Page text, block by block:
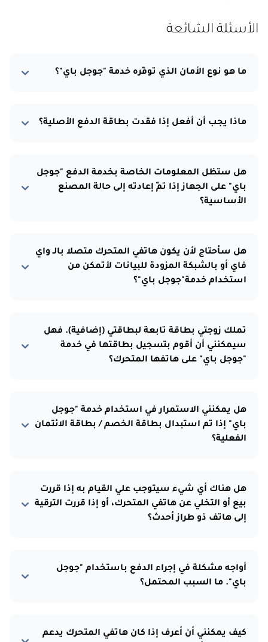
الأسئلة الشائعة
ما هو نوع الأمان الذي توفّره خدمة "جوجل باي"؟
ماذا يجب أن أفعل إذا فقدت بطاقة الدفع الأصلية؟
هل ستظل المعلومات الخاصة بخدمة الدفع "جوجل
باي" على الجهاز إذا تمّ إعادته إلى حالة المصنع
الأساسية؟
هل سأحتاج لأن يكون هاتفي المتحرك متصلا بالـ واي
فاي أو بالشبكة المزودة للبيانات لأتمكن من
استخدام خدمة"جوجل باي"؟
تملك زوجتي بطاقة تابعة لبطاقتي (إضافية). فهل
سيمكنني أن أقوم بتسجيل بطاقتها في خدمة
"جوجل باي" على هاتفها المتحرك؟
هل يمكنني الاستمرار في استخدام خدمة "جوجل
باي" إذا تم استبدال بطاقة الخصم / بطاقة الائتمان
الفعلية؟
هل هناك أي شيء سيتوجب علي القيام به إذا قررت
بيع أو التخلي عن هاتفي المتحرك، أو إذا قررت الترقية
إلى هاتف ذو طراز أحدث؟
أواجه مشكلة في إجراء الدفع باستخدام "جوجل
باي". ما السبب المحتمل؟
كيف يمكنني أن أعرف إذا كان هاتفي المتحرك يدعم